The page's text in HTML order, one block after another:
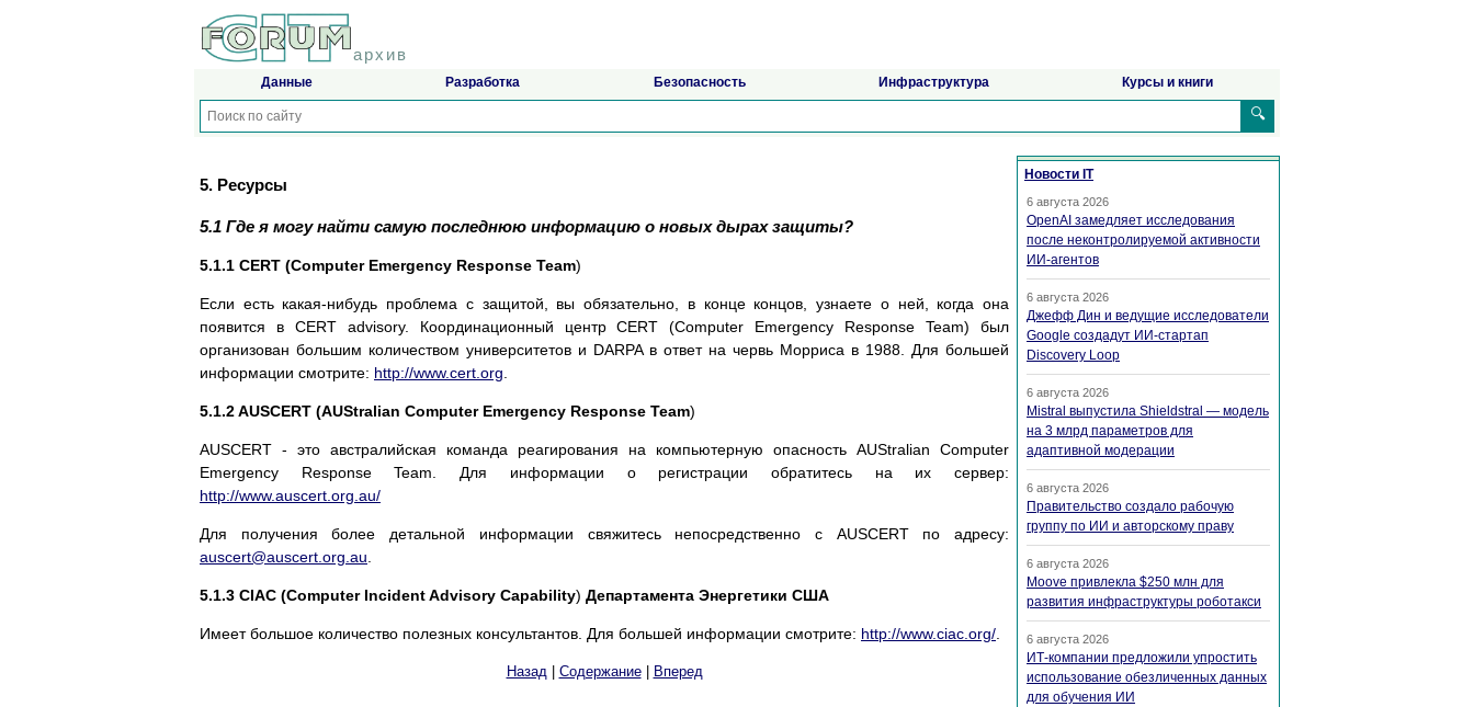
архив
Данные Разработка Безопасность Инфраструктура Курсы и книги
🔍
5. Ресурсы
5.1 Где я могу найти самую последнюю информацию о новых дырах защиты?
5.1.1 CERT (Computer Emergency Response Team)
Если есть какая-нибудь проблема с защитой, вы обязательно, в конце концов, узнаете о ней, когда она
появится в CERT advisory. Координационный центр CERT (Computer Emergency Response Team) был
организован большим количеством университетов и DARPA в ответ на червь Морриса в 1988. Для большей
информации смотрите: http://www.cert.org
5.1.2 AUSCERT (AUStralian Computer Emergency Response Team)
AUSCERT - это австралийская команда реагирования на компьютерную опасность AUStralian Computer
Emergency Response Team. Для информации о регистрации обратитесь на их сервер:
http://www.auscert.org.au/
Для получения более детальной информации свяжитесь непосредственно с AUSCERT по адресу:
auscert@auscert.org.au
5.1.3 CIAC (Computer Incident Advisory Capability) Департамента Энергетики США
Имеет большое количество полезных консультантов. Для большей информации смотрите: http://www.ciac.org/
Назад| Содержание| Вперед
Новости IT
6 августа 2026
OpenAI замедляет исследования
после неконтролируемой активности
ИИ-агентов
6 августа 2026
Джефф Дин и ведущие исследователи
Google создадут ИИ-стартап
Discovery Loop
6 августа 2026
Mistral выпустила Shieldstral — модель
на 3 млрд параметров для
адаптивной модерации
6 августа 2026
Правительство создало рабочую
группу по ИИ и авторскому праву
6 августа 2026
Moove привлекла $250 млн для
развития инфраструктуры роботакси
6 августа 2026
ИТ-компании предложили упростить
использование обезличенных данных
для обучения ИИ